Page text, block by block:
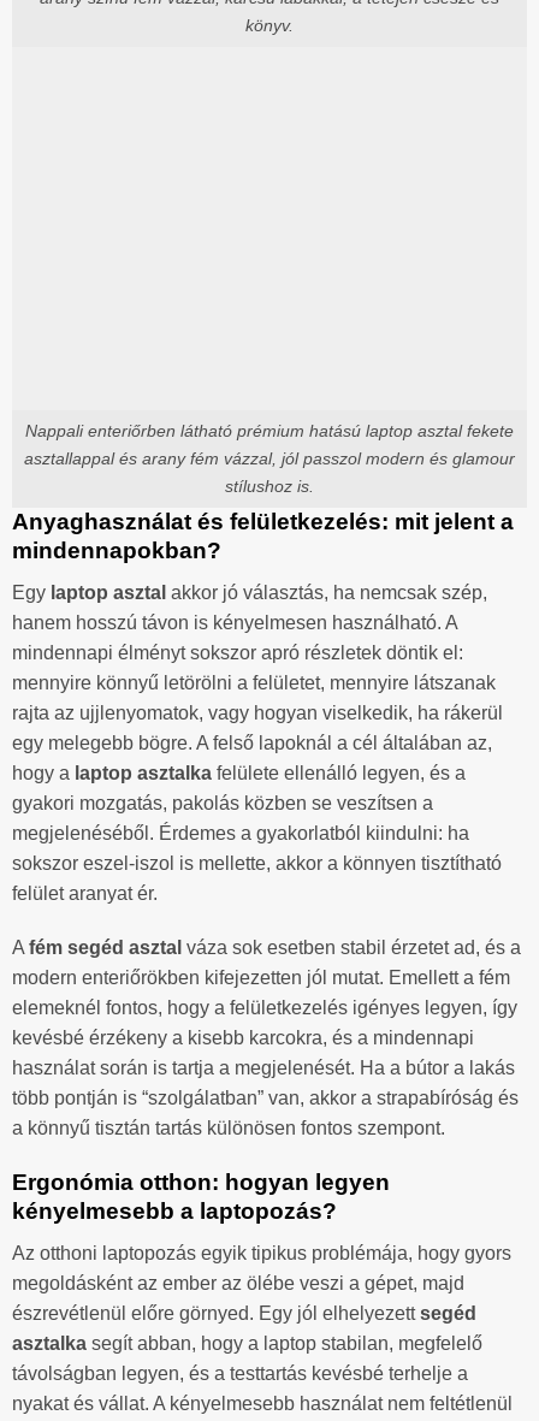
könyv.
Nappali enteriőrben látható prémium hatású laptop asztal fekete
asztallappal és arany fém vázzal, jól passzol modern és glamour
stílushoz is.
Anyaghasználat és felületkezelés: mit jelent a
mindennapokban?
Egy laptop asztal akkor jó választás, ha nemcsak szép,
hanem hosszú távon is kényelmesen használható. A
mindennapi élményt sokszor apró részletek döntik el:
mennyire könnyű letörölni a felületet, mennyire látszanak
rajta az ujjlenyomatok, vagy hogyan viselkedik, ha rákerül
egy melegebb bögre. A felső lapoknál a cél általában az,
hogy a laptop asztalka felülete ellenálló legyen, és a
gyakori mozgatás, pakolás közben se veszítsen a
megjelenéséből. Érdemes a gyakorlatból kiindulni: ha
sokszor eszel-iszol is mellette, akkor a könnyen tisztítható
felület aranyat ér.
A fém segéd asztal váza sok esetben stabil érzetet ad, és a
modern enteriőrökben kifejezetten jól mutat. Emellett a fém
elemeknél fontos, hogy a felületkezelés igényes legyen, így
kevésbé érzékeny a kisebb karcokra, és a mindennapi
használat során is tartja a megjelenését. Ha a bútor a lakás
több pontján is “szolgálatban” van, akkor a strapabíróság és
a könnyű tisztán tartás különösen fontos szempont.
Ergonómia otthon: hogyan legyen
kényelmesebb a laptopozás?
Az otthoni laptopozás egyik tipikus problémája, hogy gyors
megoldásként az ember az ölébe veszi a gépet, majd
észrevétlenül előre görnyed. Egy jól elhelyezettsegéd
asztalka segít abban, hogy a laptop stabilan, megfelelő
távolságban legyen, és a testtartás kevésbé terhelje a
nyakat és vállat. A kényelmesebb használat nem feltétlenül